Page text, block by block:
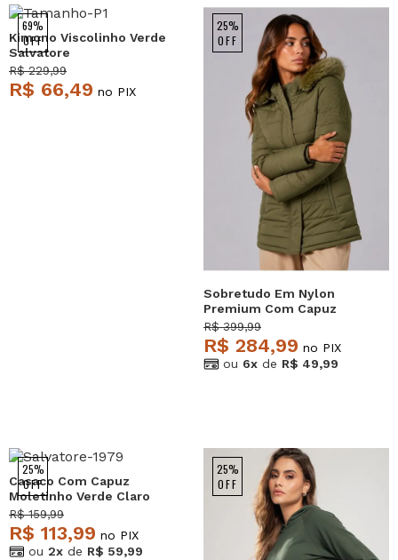
69%
OFF
Kimono Viscolinho Verde
Salvatore
R$ 229,99
R$ 66,49 no PIX
25%
OFF
Sobretudo Em Nylon
Premium Com Capuz
Removível Verde
Salvatore
R$ 399,99
R$ 284,99 no PIX
ou 6x de R$ 49,99
25%
OFF
Casaco Com Capuz
Moletinho Verde Claro
Salvatore
R$ 159,99
R$ 113,99 no PIX
ou 2x de R$ 59,99
25%
OFF